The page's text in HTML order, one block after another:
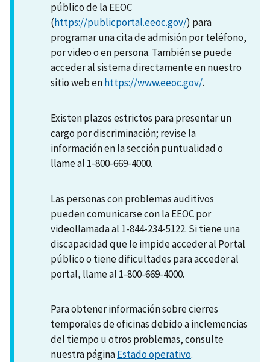
público de la EEOC
(https://publicportal.eeoc.gov/) para
programar una cita de admisión por teléfono,
por video o en persona. También se puede
acceder al sistema directamente en nuestro
sitio web enhttps://www.eeoc.gov/.
Existen plazos estrictos para presentar un
cargo por discriminación; revise la
información en la sección puntualidad o
llame al 1-800-669-4000.
Las personas con problemas auditivos
pueden comunicarse con la EEOC por
videollamada al 1-844-234-5122. Si tiene una
discapacidad que le impide acceder al Portal
público o tiene dificultades para acceder al
portal, llame al 1-800-669-4000.
Para obtener información sobre cierres
temporales de oficinas debido a inclemencias
del tiempo u otros problemas, consulte
nuestra páginaEstado operativo.